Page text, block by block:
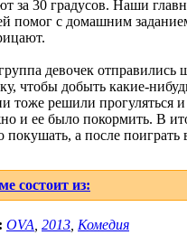
за 30 градусов. Наши
помог с домашним
девочек
чтобы добыть какие-
тоже решили прогуляться
и ее было покормить. В
покушать, а после поиграть
состоит из:
OVA 2013 Комедия